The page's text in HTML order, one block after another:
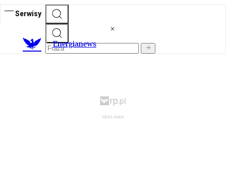
Serwisy
Energianews